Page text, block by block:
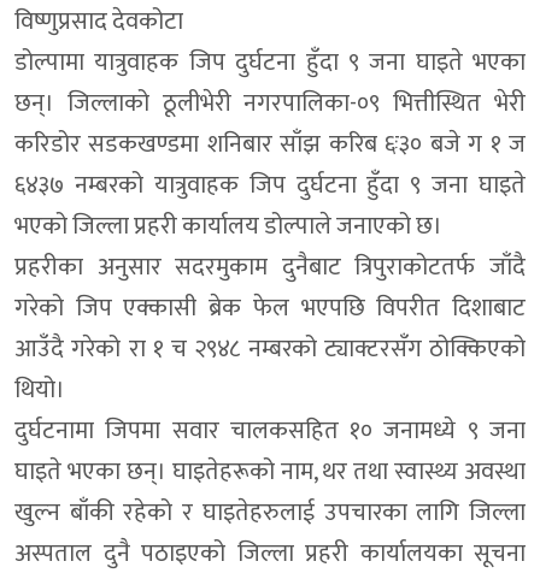
विष्णुप्रसाद देवकोटा
डोल्पामा यात्रुवाहक जिप दुर्घटना हुँदा ९ जना घाइते भएका
छन्। जिल्लाको ठूलीभेरी नगरपालिका-०९ भित्तीस्थित भेरी
करिडोर सडकखण्डमा शनिबार साँझ करिब ६ः३० बजे ग १ ज
६४३७ नम्बरको यात्रुवाहक जिप दुर्घटना हुँदा ९ जना घाइते
भएको जिल्ला प्रहरी कार्यालय डोल्पाले जनाएको छ।
प्रहरीका अनुसार सदरमुकाम दुनैबाट त्रिपुराकोटतर्फ जाँदै
गरेको जिप एक्कासी ब्रेक फेल भएपछि विपरीत दिशाबाट
आउँदै गरेको रा १ च २९४८ नम्बरको ट्याक्टरसँग ठोक्किएको
थियो।
दुर्घटनामा जिपमा सवार चालकसहित १० जनामध्ये ९ जना
घाइते भएका छन्। घाइतेहरूको नाम, थर तथा स्वास्थ्य अवस्था
खुल्न बाँकी रहेको र घाइतेहरुलाई उपचारका लागि जिल्ला
अस्पताल दुनै पठाइएको जिल्ला प्रहरी कार्यालयका सूचना